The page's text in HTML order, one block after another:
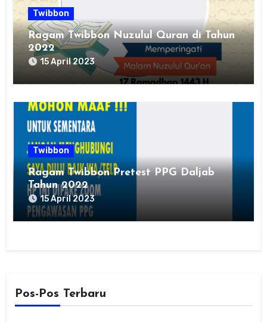
Twibbon
Ragam Twibbon Nuzulul Quran di Tahun
2022
15 April 2023
Twibbon
Ragam Twibbon Pretest PPG Daljab
Tahun 2022
15 April 2023
Pos-Pos Terbaru